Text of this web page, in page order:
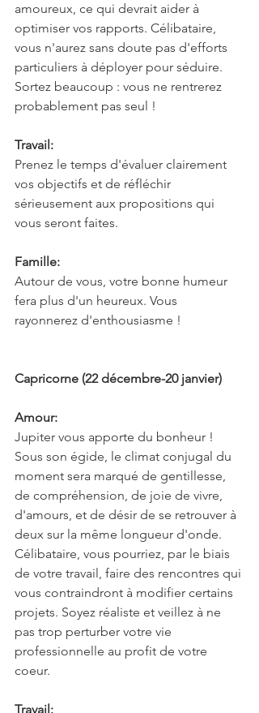
amoureux, ce qui devrait aider à
optimiser vos rapports. Célibataire,
vous n'aurez sans doute pas d'efforts
particuliers à déployer pour séduire.
Sortez beaucoup : vous ne rentrerez
probablement pas seul !
Travail:
Prenez le temps d'évaluer clairement
vos objectifs et de réfléchir
sérieusement aux propositions qui
vous seront faites.
Famille:
Autour de vous, votre bonne humeur
fera plus d'un heureux. Vous
rayonnerez d'enthousiasme !
Capricorne (22 décembre-20 janvier)
Amour:
Jupiter vous apporte du bonheur !
Sous son égide, le climat conjugal du
moment sera marqué de gentillesse,
de compréhension, de joie de vivre,
d'amours, et de désir de se retrouver à
deux sur la même longueur d'onde.
Célibataire, vous pourriez, par le biais
de votre travail, faire des rencontres qui
vous contraindront à modifier certains
projets. Soyez réaliste et veillez à ne
pas trop perturber votre vie
professionnelle au profit de votre
coeur.
Travail: